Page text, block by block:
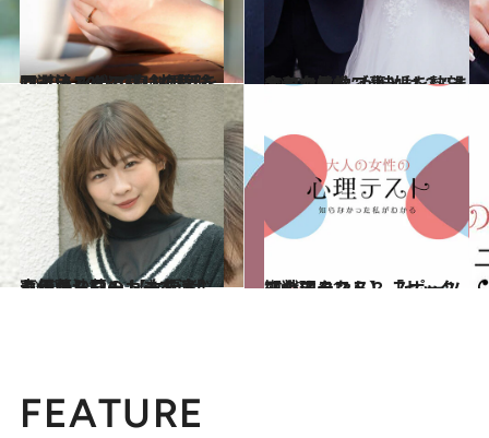
2020.11.1
マッチングアプリの危険回避法 30代で真剣婚活をしている人の熱い視線
ライフスタイル 2020.11.6
令和のセレブ妻とは？ “まともな男性”が結婚を熱望する女性像
ライフスタイル
2020.11.12
セックスワーカーを演じる伊藤沙莉の 【女優考】声優からコントまで
カルチャー 2020.11.11
【心理テスト】「セックスのスタンス」 スポーツ観戦するなら？
占い
FEATURE